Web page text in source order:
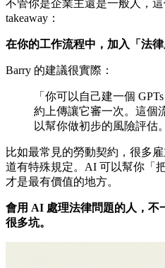
不管你是企業主還是一般人，
takeaway：
在你的工作流程中，加入「法律
Barry 的建議很實際：
「你可以自己建一個
約上傳讓它審一次。這個
以幫你做初步的風險評估
比如最常見的勞動契約，很多
道有特殊規定。AI 可以幫你「
才是最有價值的地方。
會用 AI 處理法律問題的人，不
很多坑。